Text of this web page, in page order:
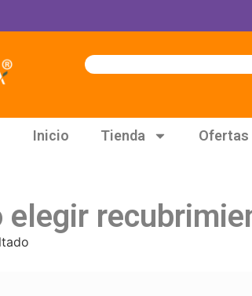
Inicio Tienda Ofertas
elegir